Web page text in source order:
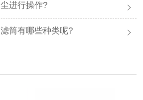
进行操作?
筒有哪些种类呢?